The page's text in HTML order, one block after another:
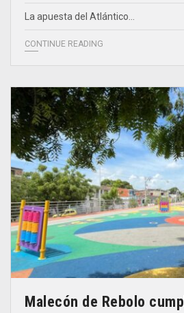
La apuesta del Atlántico…
CONTINUE READING
Malecón de Rebolo